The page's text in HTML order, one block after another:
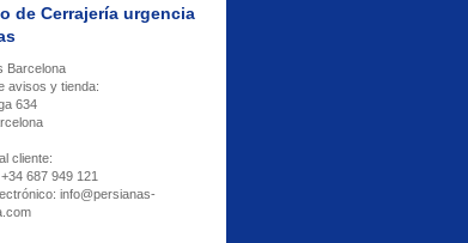
de Cerrajería urgencia
Barcelona
avisos y tienda:
634
cliente:
687 949 121
info@persianas-